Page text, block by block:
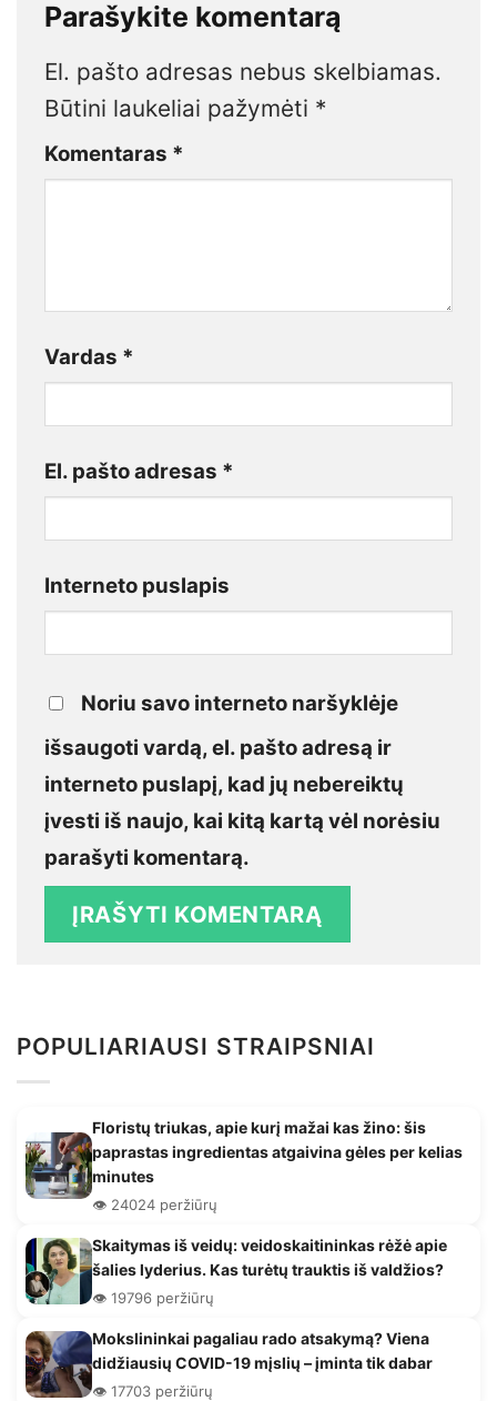
Parašykite komentarą
El. pašto adresas nebus skelbiamas.
Būtini laukeliai pažymėti *
Komentaras *
Vardas *
El. pašto adresas *
Interneto puslapis
Noriu savo interneto naršyklėje
išsaugoti vardą, el. pašto adresą ir
interneto puslapį, kad jų nebereiktų
įvesti iš naujo, kai kitą kartą vėl norėsiu
parašyti komentarą.
POPULIARIAUSI STRAIPSNIAI
Floristų triukas, apie kurį mažai kas žino: šis
paprastas ingredientas atgaivina gėles per kelias
minutes
👁️ 24024 peržiūrų
Skaitymas iš veidų: veidoskaitininkas rėžė apie
šalies lyderius. Kas turėtų trauktis iš valdžios?
👁️ 19796 peržiūrų
Mokslininkai pagaliau rado atsakymą? Viena
didžiausių COVID-19 mįslių – įminta tik dabar
👁️ 17703 peržiūrų